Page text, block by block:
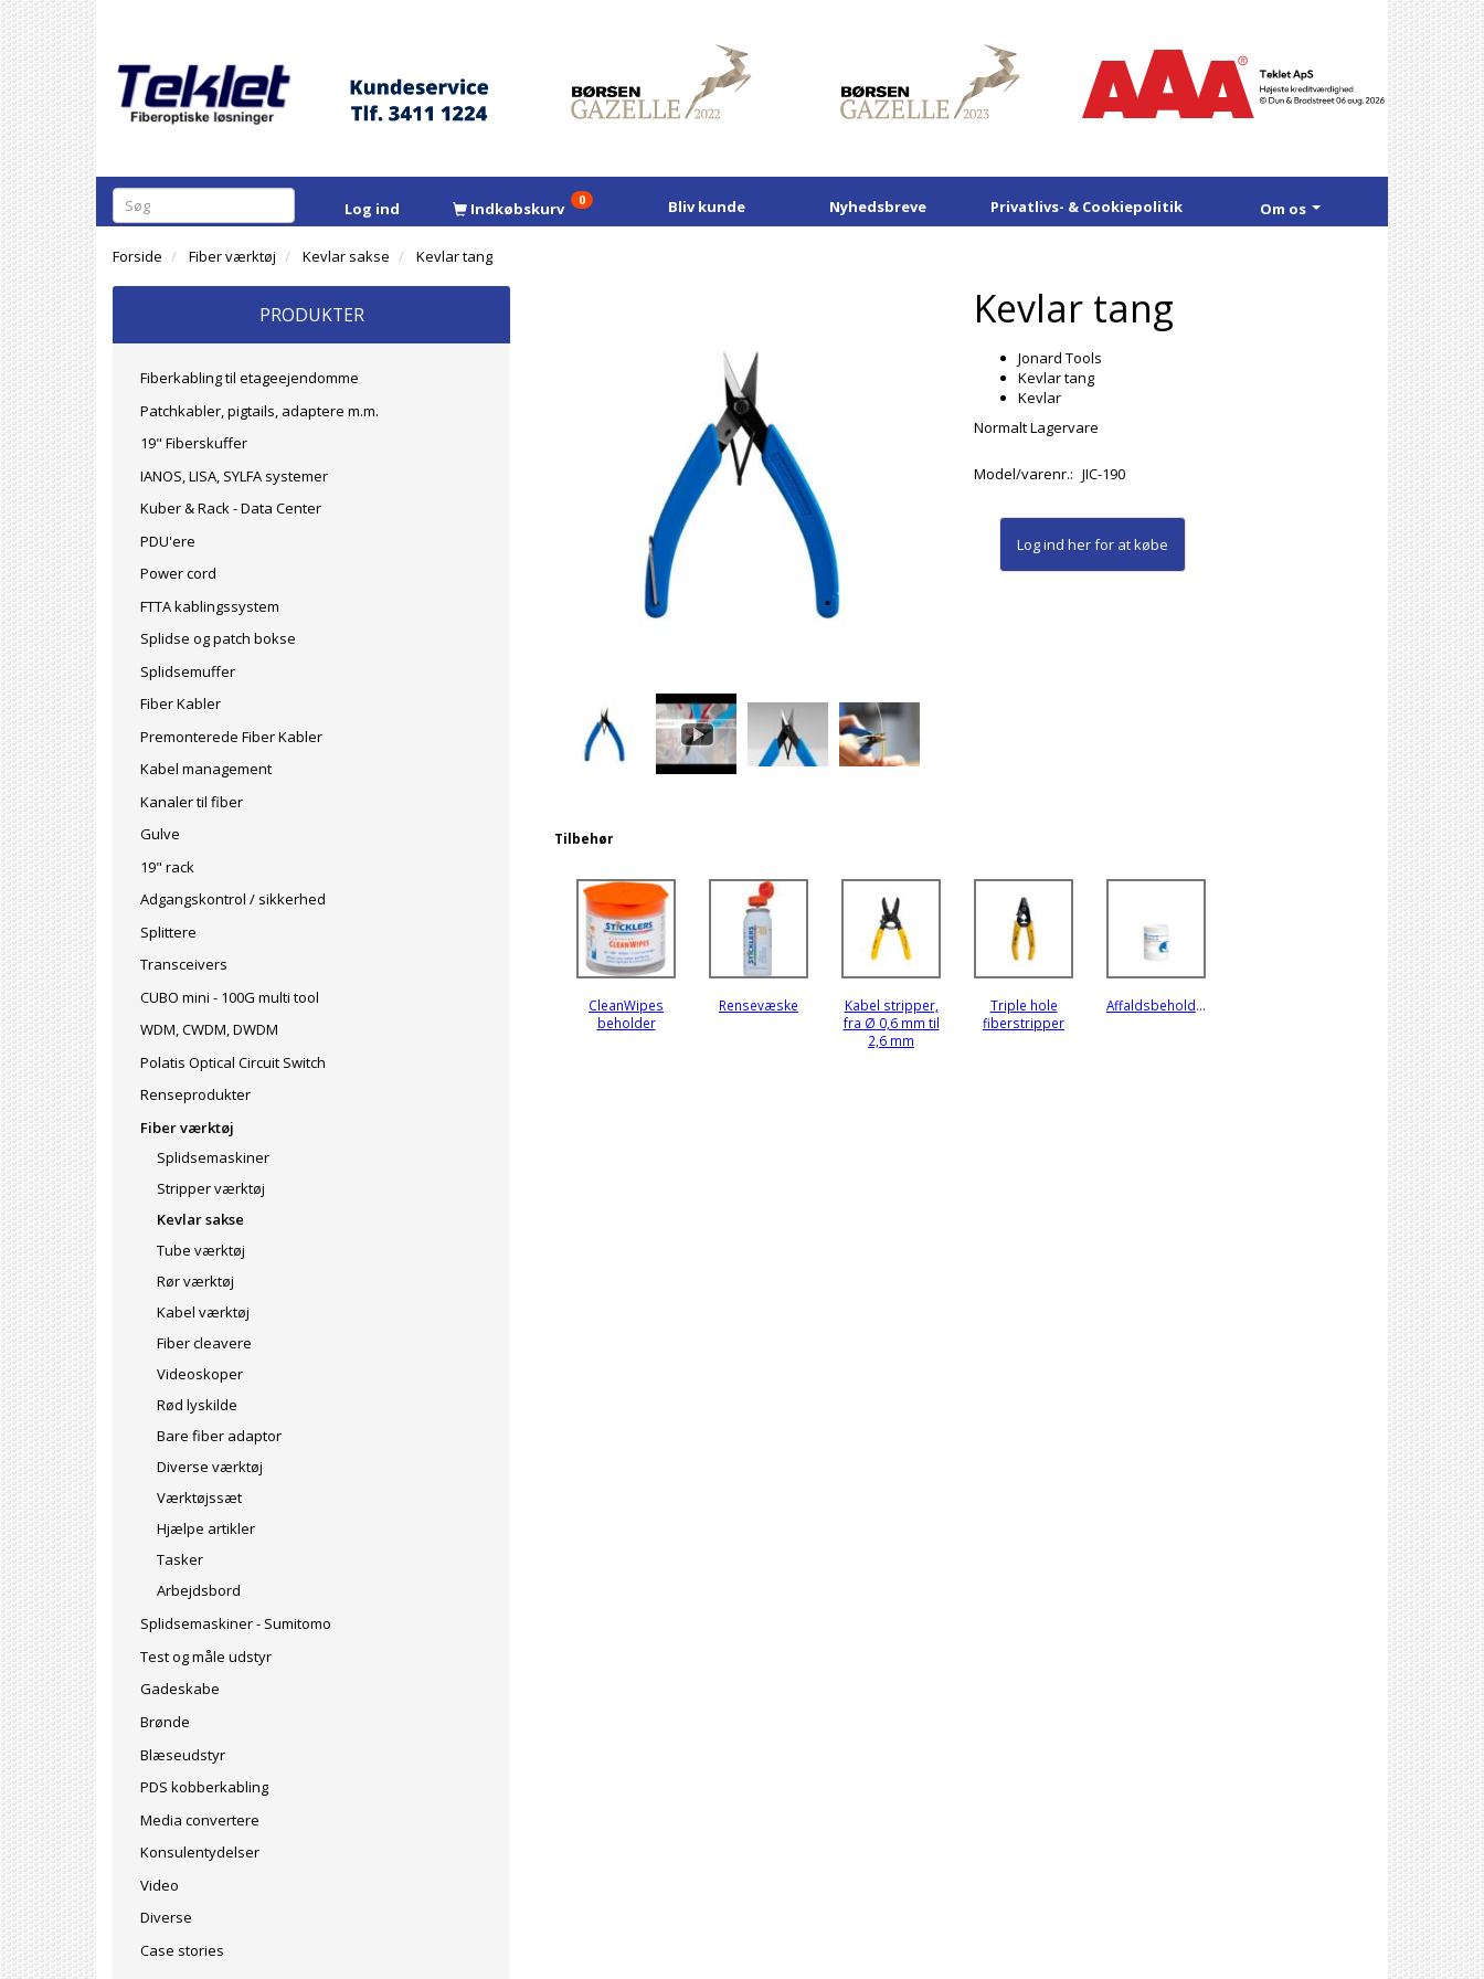
Log ind Indkøbskurv 0 Bliv kunde Nyhedsbreve Privatlivs- & Cookiepolitik Om os
Forside Fiber værktøj Kevlar sakse Kevlar tang
PRODUKTER
Fiberkabling til etageejendomme
Patchkabler, pigtails, adaptere m.m.
19" Fiberskuffer
IANOS, LISA, SYLFA systemer
Kuber & Rack - Data Center
PDU'ere
Power cord
FTTA kablingssystem
Splidse og patch bokse
Splidsemuffer
Fiber Kabler
Premonterede Fiber Kabler
Kabel management
Kanaler til fiber
Gulve
19" rack
Adgangskontrol / sikkerhed
Splittere
Transceivers
CUBO mini - 100G multi tool
WDM, CWDM, DWDM
Polatis Optical Circuit Switch
Renseprodukter
Fiber værktøj
Splidsemaskiner
Stripper værktøj
Kevlar sakse
Tube værktøj
Rør værktøj
Kabel værktøj
Fiber cleavere
Videoskoper
Rød lyskilde
Bare fiber adaptor
Diverse værktøj
Værktøjssæt
Hjælpe artikler
Tasker
Arbejdsbord
Splidsemaskiner - Sumitomo
Test og måle udstyr
Gadeskabe
Brønde
Blæseudstyr
PDS kobberkabling
Media convertere
Konsulentydelser
Video
Diverse
Case stories
Kevlar tang
Jonard Tools
Kevlar tang
Kevlar
Normalt Lagervare
Model/varenr.: JIC-190
Log ind herfor at købe
Tilbehør
CleanWipes
beholder
Rensevæske
Kabel stripper,
fra Ø 0,6 mm til
2,6 mm
Triple hole
fiberstripper
Affaldsbeholder